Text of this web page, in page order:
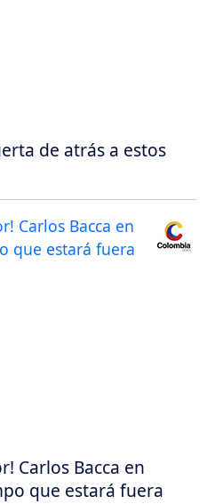
de atrás a estos
Carlos Bacca en
que estará fuera